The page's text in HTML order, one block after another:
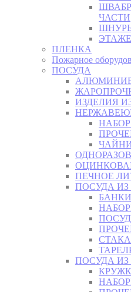
ЧАСТИ
ПЛЕНКА
Пожарное
ПОСУДА
ИЗДЕЛИЯ
ПЕЧНОЕ
ПОСУДА ИЗ
ПОСУДА